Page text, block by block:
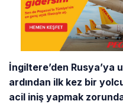
İngiltere’den Rusya’ya
ardından ilk kez bir
acil iniş yapmak